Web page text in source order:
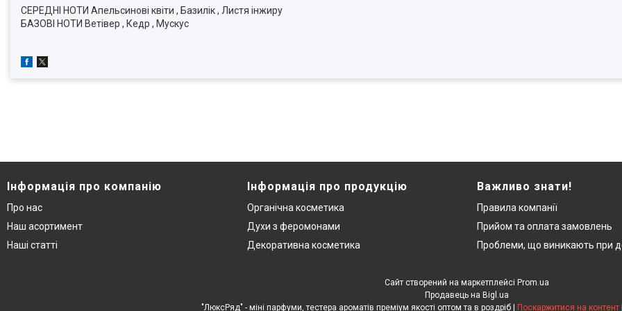
СЕРЕДНІ НОТИ Апельсинові квіти , Базилік , Листя інжиру
БАЗОВІ НОТИ Ветівер , Кедр , Мускус
Інформація про компанію
Про нас
Наш асортимент
Наші статті
Інформація про продукцію
Органічна косметика
Духи з феромонами
Декоративна косметика
Важливо знати!
Правила компанії
Прийом та оплата замовлень
Проблеми, що виникають при
Сайт створений на маркетплейсі Prom.ua
Продавець на Bigl.ua
Поскаржитися на контент